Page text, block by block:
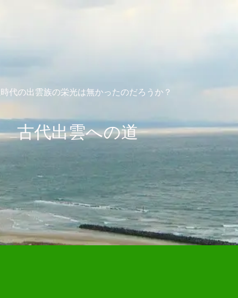
代の出雲族の栄光は無かったのだろうか？
古代出雲への道